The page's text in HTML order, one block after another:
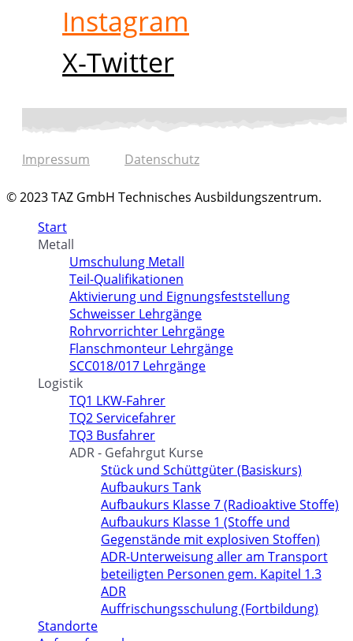
Instagram
X-Twitter
Impressum Datenschutz
© 2023 TAZ GmbH Technisches Ausbildungszentrum.
Start
Metall
Umschulung Metall
Teil-Qualifikationen
Aktivierung und Eignungsfeststellung
Schweisser Lehrgänge
Rohrvorrichter Lehrgänge
Flanschmonteur Lehrgänge
SCC018/017 Lehrgänge
Logistik
TQ1 LKW-Fahrer
TQ2 Servicefahrer
TQ3 Busfahrer
ADR - Gefahrgut Kurse
Stück und Schüttgüter (Basiskurs)
Aufbaukurs Tank
Aufbaukurs Klasse 7 (Radioaktive Stoffe)
Aufbaukurs Klasse 1 (Stoffe und
Gegenstände mit explosiven Stoffen)
ADR-Unterweisung aller am Transport
beteiligten Personen gem. Kapitel 1.3
ADR
Auffrischungsschulung (Fortbildung)
Standorte